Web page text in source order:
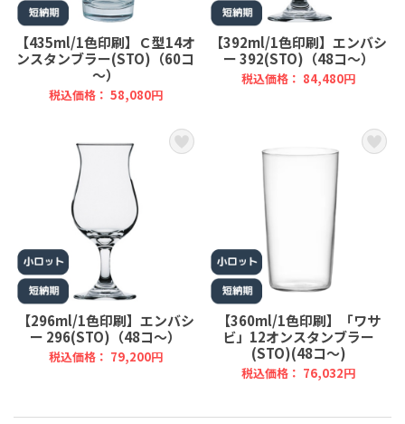
【435ml/1色印刷】Ｃ型14オ
ンスタンブラー(STO)（60コ
～）
税込価格： 58,080円
【392ml/1色印刷】エンバシ
ー 392(STO)（48コ～）
税込価格： 84,480円
【296ml/1色印刷】エンバシ
ー 296(STO)（48コ～）
税込価格： 79,200円
【360ml/1色印刷】「ワサ
ビ」12オンスタンブラー
(STO)(48コ～)
税込価格： 76,032円